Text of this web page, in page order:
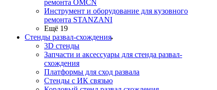
ремонта OMCN
Инструмент и оборудование для кузовного
ремонта STANZANI
Ещё 19
Стенды развал-схождения
3D стенды
Запчасти и аксессуары для стенда развал-
схождения
Платформы для сход развала
Стенды с ИК связью